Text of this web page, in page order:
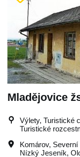
Mladějovice
Výlety, Turistické
Turistické
Komárov,
Nízký Jeseník,